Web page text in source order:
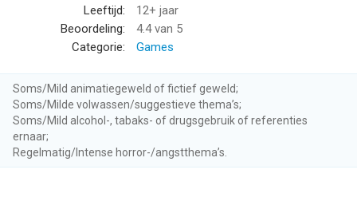
Informatie voor Room 1309is het laatst vergeleken op 8 Aug
om 15:42.
Leeftijd:
12+ jaar
Beoordeling:
4.4van 5
Categorie:
Games
Soms/Mild animatiegeweld of fictief geweld;
Soms/Milde volwassen/suggestieve thema’s;
Soms/Mild alcohol-, tabaks- of drugsgebruik of referenties
ernaar;
Regelmatig/Intense horror-/angstthema’s.